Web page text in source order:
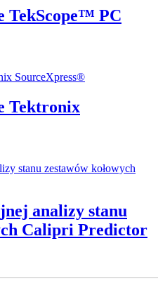
TekScope™ PC
Tektronix
analizy stanu
Calipri Predictor